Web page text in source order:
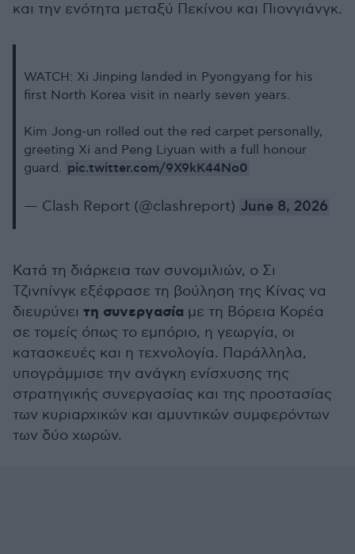
και την ενότητα μεταξύ Πεκίνου και Πιονγιάνγκ.
WATCH: Xi Jinping landed in Pyongyang for his
first North Korea visit in nearly seven years.
Kim Jong-un rolled out the red carpet personally,
greeting Xi and Peng Liyuan with a full honour
guard. pic.twitter.com/9X9kK44No0
— Clash Report (@clashreport) June 8, 2026
Κατά τη διάρκεια των συνομιλιών, ο Σι
Τζινπίνγκ εξέφρασε τη βούληση της Κίνας να
διευρύνει τη συνεργασία με τη Βόρεια Κορέα
σε τομείς όπως το εμπόριο, η γεωργία, οι
κατασκευές και η τεχνολογία. Παράλληλα,
υπογράμμισε την ανάγκη ενίσχυσης της
στρατηγικής συνεργασίας και της προστασίας
των κυριαρχικών και αμυντικών συμφερόντων
των δύο χωρών.